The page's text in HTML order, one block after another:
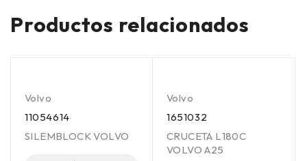
Productos relacionados
Volvo
11054614
SILEMBLOCK VOLVO
Volvo
1651032
CRUCETA L180C
VOLVO A25